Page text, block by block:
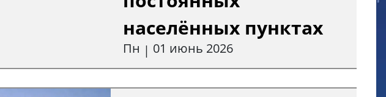
населённых пунктах
Пн | 01 июнь 2026